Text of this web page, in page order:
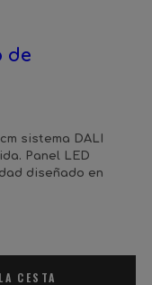
de
sistema DALI
Panel LED
diseñado en
CESTA